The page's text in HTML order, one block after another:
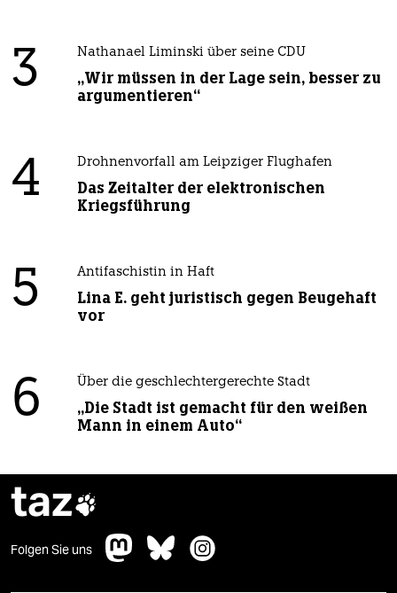
3 Nathanael Liminski über seine CDU
„Wir müssen in der Lage sein, besser zu
argumentieren“
4 Drohnenvorfall am Leipziger Flughafen
Das Zeitalter der elektronischen
Kriegsführung
5 Antifaschistin in Haft
Lina E. geht juristisch gegen Beugehaft
vor
6 Über die geschlechtergerechte Stadt
„Die Stadt ist gemacht für den weißen
Mann in einem Auto“
taz
Folgen Sie uns